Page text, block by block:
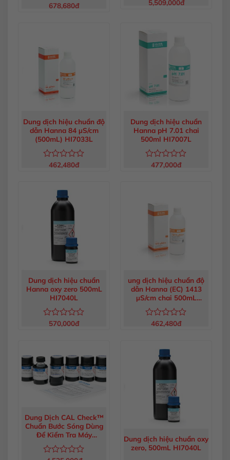
Được
sao
678,680đ
Được
5
sao
5,509,000đ
Dung dịch hiệu chuẩn độ
dẫn Hanna 84 µS/cm
(500mL) HI7033L
Được
sao
462,480đ
Dung dịch hiệu chuẩn
Hanna pH 7.01 chai
500ml HI7007L
Được
sao
477,000đ
Dung dịch hiệu chuẩn
Hanna oxy zero 500mL
HI7040L
Được
5
sao
570,000đ
ung dịch hiệu chuẩn độ
dẫn Hanna (EC) 1413
µS/cm chai 500mL
HI7031L
Được
sao
462,480đ
Dung Dịch CAL Check™
Chuẩn Bước Sóng Dùng
Để Kiểm Tra Máy
HI83399 HI83399-11
Dung dịch hiệu chuẩn oxy
zero, 500mL HI7040L